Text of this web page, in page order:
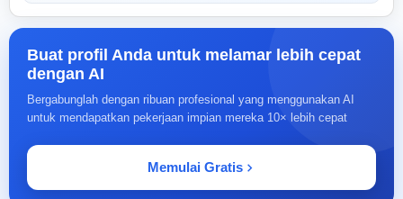
Buat profil Anda untuk melamar lebih cepat
dengan AI
Bergabunglah dengan ribuan profesional yang menggunakan AI
untuk mendapatkan pekerjaan impian mereka 10× lebih cepat
Memulai Gratis